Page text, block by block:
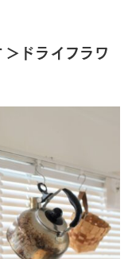
ドライフラワ